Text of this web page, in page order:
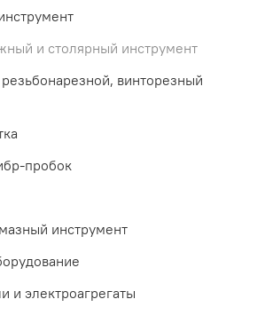
и столярный инструмент
винторезный
пробок
инструмент
и электроагрегаты